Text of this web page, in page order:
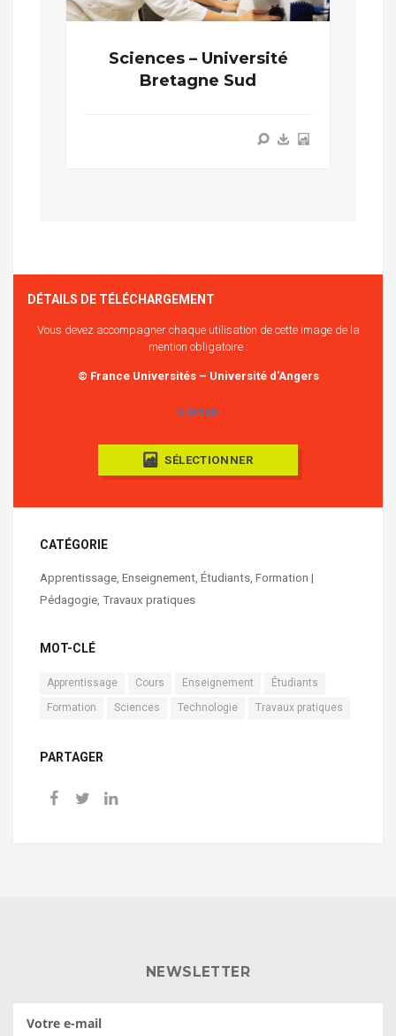
Sciences – Université
Bretagne Sud
DÉTAILS DE TÉLÉCHARGEMENT
Vous devez accompagner chaque utilisation de cette image de la
mention obligatoire :
© France Universités – Université d'Angers
COPIER
SÉLECTIONNER
CATÉGORIE
Apprentissage, Enseignement, Étudiants, Formation |
Pédagogie, Travaux pratiques
MOT-CLÉ
Apprentissage Cours Enseignement
Étudiants
Formation
Sciences Technologie Travaux pratiques
PARTAGER
NEWSLETTER